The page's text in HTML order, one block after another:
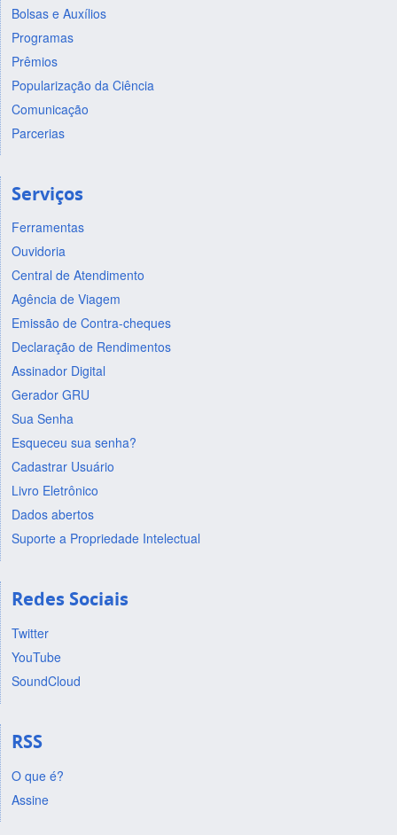
Bolsas e Auxílios
Programas
Prêmios
Popularização da Ciência
Comunicação
Parcerias
Serviços
Ferramentas
Ouvidoria
Central de Atendimento
Agência de Viagem
Emissão de Contra-cheques
Declaração de Rendimentos
Assinador Digital
Gerador GRU
Sua Senha
Esqueceu sua senha?
Cadastrar Usuário
Livro Eletrônico
Dados abertos
Suporte a Propriedade Intelectual
Redes Sociais
Twitter
YouTube
SoundCloud
RSS
O que é?
Assine